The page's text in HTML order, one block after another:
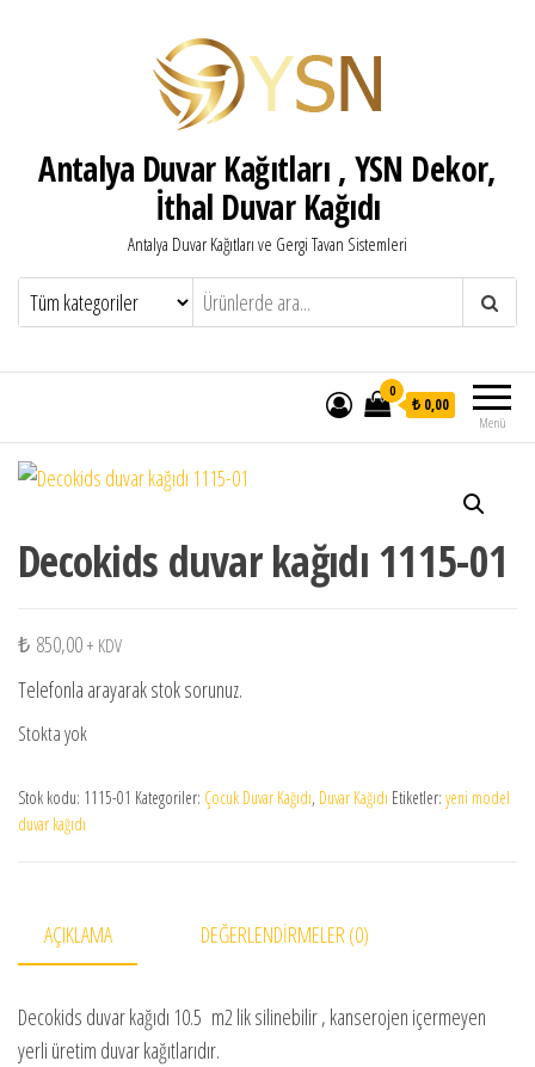
Antalya Duvar Kağıtları , YSN Dekor,
İthal Duvar Kağıdı
Antalya Duvar Kağıtları ve Gergi Tavan Sistemleri
Menü
0
₺ 0,00
Decokids duvar kağıdı 1115-01
₺ 850,00 + KDV
Telefonla arayarak stok sorunuz.
Stokta yok
Stok kodu: 1115-01 Kategoriler: Çocuk Duvar Kağıdı, Duvar Kağıdı Etiketler: yeni model
duvar kağıdı
AÇIKLAMA DEĞERLENDIRMELER (0)
Decokids duvar kağıdı 10.5 m2 lik silinebilir , kanserojen içermeyen
yerli üretim duvar kağıtlarıdır.